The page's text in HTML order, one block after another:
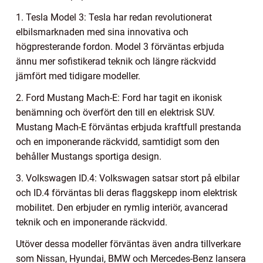
1. Tesla Model 3: Tesla har redan revolutionerat
elbilsmarknaden med sina innovativa och
högpresterande fordon. Model 3 förväntas erbjuda
ännu mer sofistikerad teknik och längre räckvidd
jämfört med tidigare modeller.
2. Ford Mustang Mach-E: Ford har tagit en ikonisk
benämning och överfört den till en elektrisk SUV.
Mustang Mach-E förväntas erbjuda kraftfull prestanda
och en imponerande räckvidd, samtidigt som den
behåller Mustangs sportiga design.
3. Volkswagen ID.4: Volkswagen satsar stort på elbilar
och ID.4 förväntas bli deras flaggskepp inom elektrisk
mobilitet. Den erbjuder en rymlig interiör, avancerad
teknik och en imponerande räckvidd.
Utöver dessa modeller förväntas även andra tillverkare
som Nissan, Hyundai, BMW och Mercedes-Benz lansera